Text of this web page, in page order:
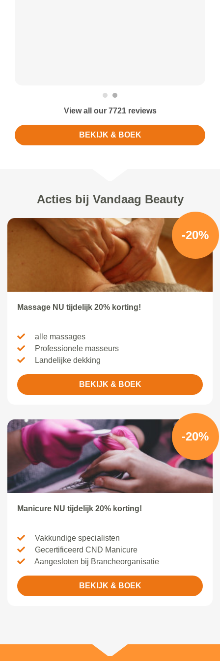
View all our 7721 reviews
BEKIJK & BOEK
Acties bij Vandaag Beauty
-20%
Massage NU tijdelijk 20% korting!
alle massages
Professionele masseurs
Landelijke dekking
BEKIJK & BOEK
-20%
Manicure NU tijdelijk 20% korting!
Vakkundige specialisten
Gecertificeerd CND Manicure
Aangesloten bij Brancheorganisatie
BEKIJK & BOEK